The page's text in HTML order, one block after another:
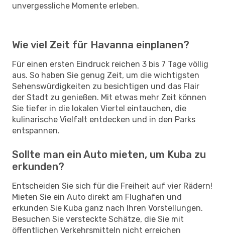
unvergessliche Momente erleben.
Wie viel Zeit für Havanna einplanen?
Für einen ersten Eindruck reichen 3 bis 7 Tage völlig
aus. So haben Sie genug Zeit, um die wichtigsten
Sehenswürdigkeiten zu besichtigen und das Flair
der Stadt zu genießen. Mit etwas mehr Zeit können
Sie tiefer in die lokalen Viertel eintauchen, die
kulinarische Vielfalt entdecken und in den Parks
entspannen.
Sollte man ein Auto mieten, um Kuba zu
erkunden?
Entscheiden Sie sich für die Freiheit auf vier Rädern!
Mieten Sie ein Auto direkt am Flughafen und
erkunden Sie Kuba ganz nach Ihren Vorstellungen.
Besuchen Sie versteckte Schätze, die Sie mit
öffentlichen Verkehrsmitteln nicht erreichen